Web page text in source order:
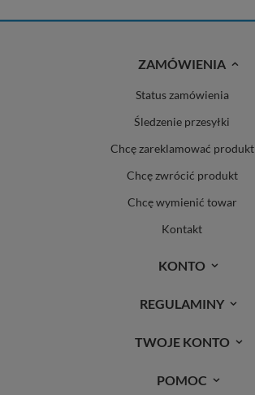
ZAMÓWIENIA
Status zamówienia
Śledzenie przesyłki
Chcę zareklamować produkt
Chcę zwrócić produkt
Chcę wymienić towar
Kontakt
KONTO
REGULAMINY
TWOJE KONTO
POMOC